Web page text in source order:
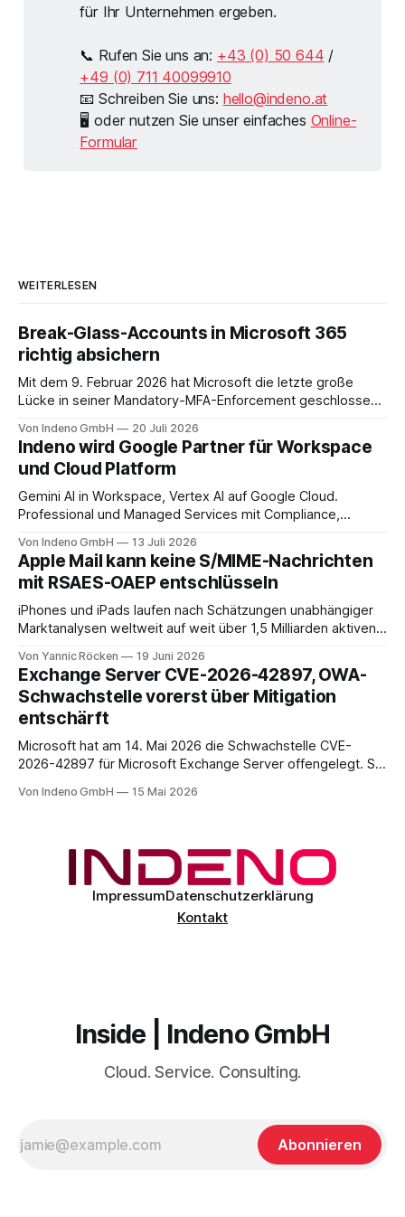
für Ihr Unternehmen ergeben.
📞 Rufen Sie uns an: +43 (0) 50 644 /
+49 (0) 711 40099910
📧 Schreiben Sie uns: hello@indeno.at
🖥 oder nutzen Sie unser einfaches Online-
Formular
WEITERLESEN
Break-Glass-Accounts in Microsoft 365
richtig absichern
Mit dem 9. Februar 2026 hat Microsoft die letzte große
Lücke in seiner Mandatory-MFA-Enforcement geschlossen.
Microsoft 365 Admin Center anmeldet, einen zweiten
Faktor nachweisen. Für das Entra Admin Center, das Azure-
Portal und das Intune Admin Center gilt das
Von Indeno GmbH 20 Juli 2026
Indeno wird Google Partner für Workspace
und Cloud Platform
Gemini AI in Workspace, Vertex AI auf Google Cloud.
Professional und Managed Services mit Compliance,
DACH.
Von Indeno GmbH 13 Juli 2026
Apple Mail kann keine S/MIME-Nachrichten
mit RSAES-OAEP entschlüsseln
iPhones und iPads laufen nach Schätzungen unabhängiger
Marktanalysen weltweit auf weit über 1,5 Milliarden aktiven
im Bereich von 25 bis 30 Prozent auf Geschäftsumfelder,
also Smartphones und Tablets, die im beruflichen Kontext
genutzt werden, sei es als reines Diensthandy, als COPE-
Von Yannic Röcken 19 Juni 2026
Exchange Server CVE-2026-42897, OWA-
Schwachstelle vorerst über Mitigation
entschärft
Microsoft hat am 14. Mai 2026 die Schwachstelle CVE-
2026-42897 für Microsoft Exchange Server offengelegt. Sie
unauthentifizierten Angreifer, über eine speziell präparierte
Von Indeno GmbH 15 Mai 2026
ImpressumDatenschutzerklärung
Kontakt
Inside | Indeno GmbH
Cloud. Service. Consulting.
Abonnieren